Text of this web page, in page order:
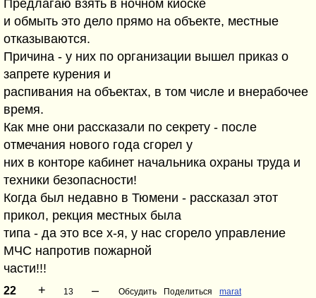
Предлагаю взять в ночном киоске
и обмыть это дело прямо на объекте, местные
отказываются.
Причина - у них по организации вышел приказ о
запрете курения и
распивания на объектах, в том числе и внерабочее
время.
Как мне они рассказали по секрету - после
отмечания нового года сгорел у
них в конторе кабинет начальника охраны труда и
техники безопасности!
Когда был недавно в Тюмени - рассказал этот
прикол, рекция местных была
типа - да это все х-я, у нас сгорело управление
МЧС напротив пожарной
части!!!
22 + 13 – Обсудить Поделиться marat